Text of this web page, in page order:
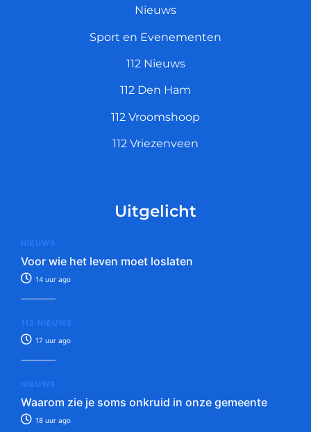
Nieuws
Sport en Evenementen
112 Nieuws
112 Den Ham
112 Vroomshoop
112 Vriezenveen
Uitgelicht
NIEUWS
Voor wie het leven moet loslaten
14 uur ago
112 NIEUWS
17 uur ago
NIEUWS
Waarom zie je soms onkruid in onze gemeente
18 uur ago